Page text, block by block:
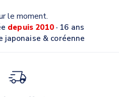
le moment.
depuis 2010· 16 ans
japonaise & coréenne